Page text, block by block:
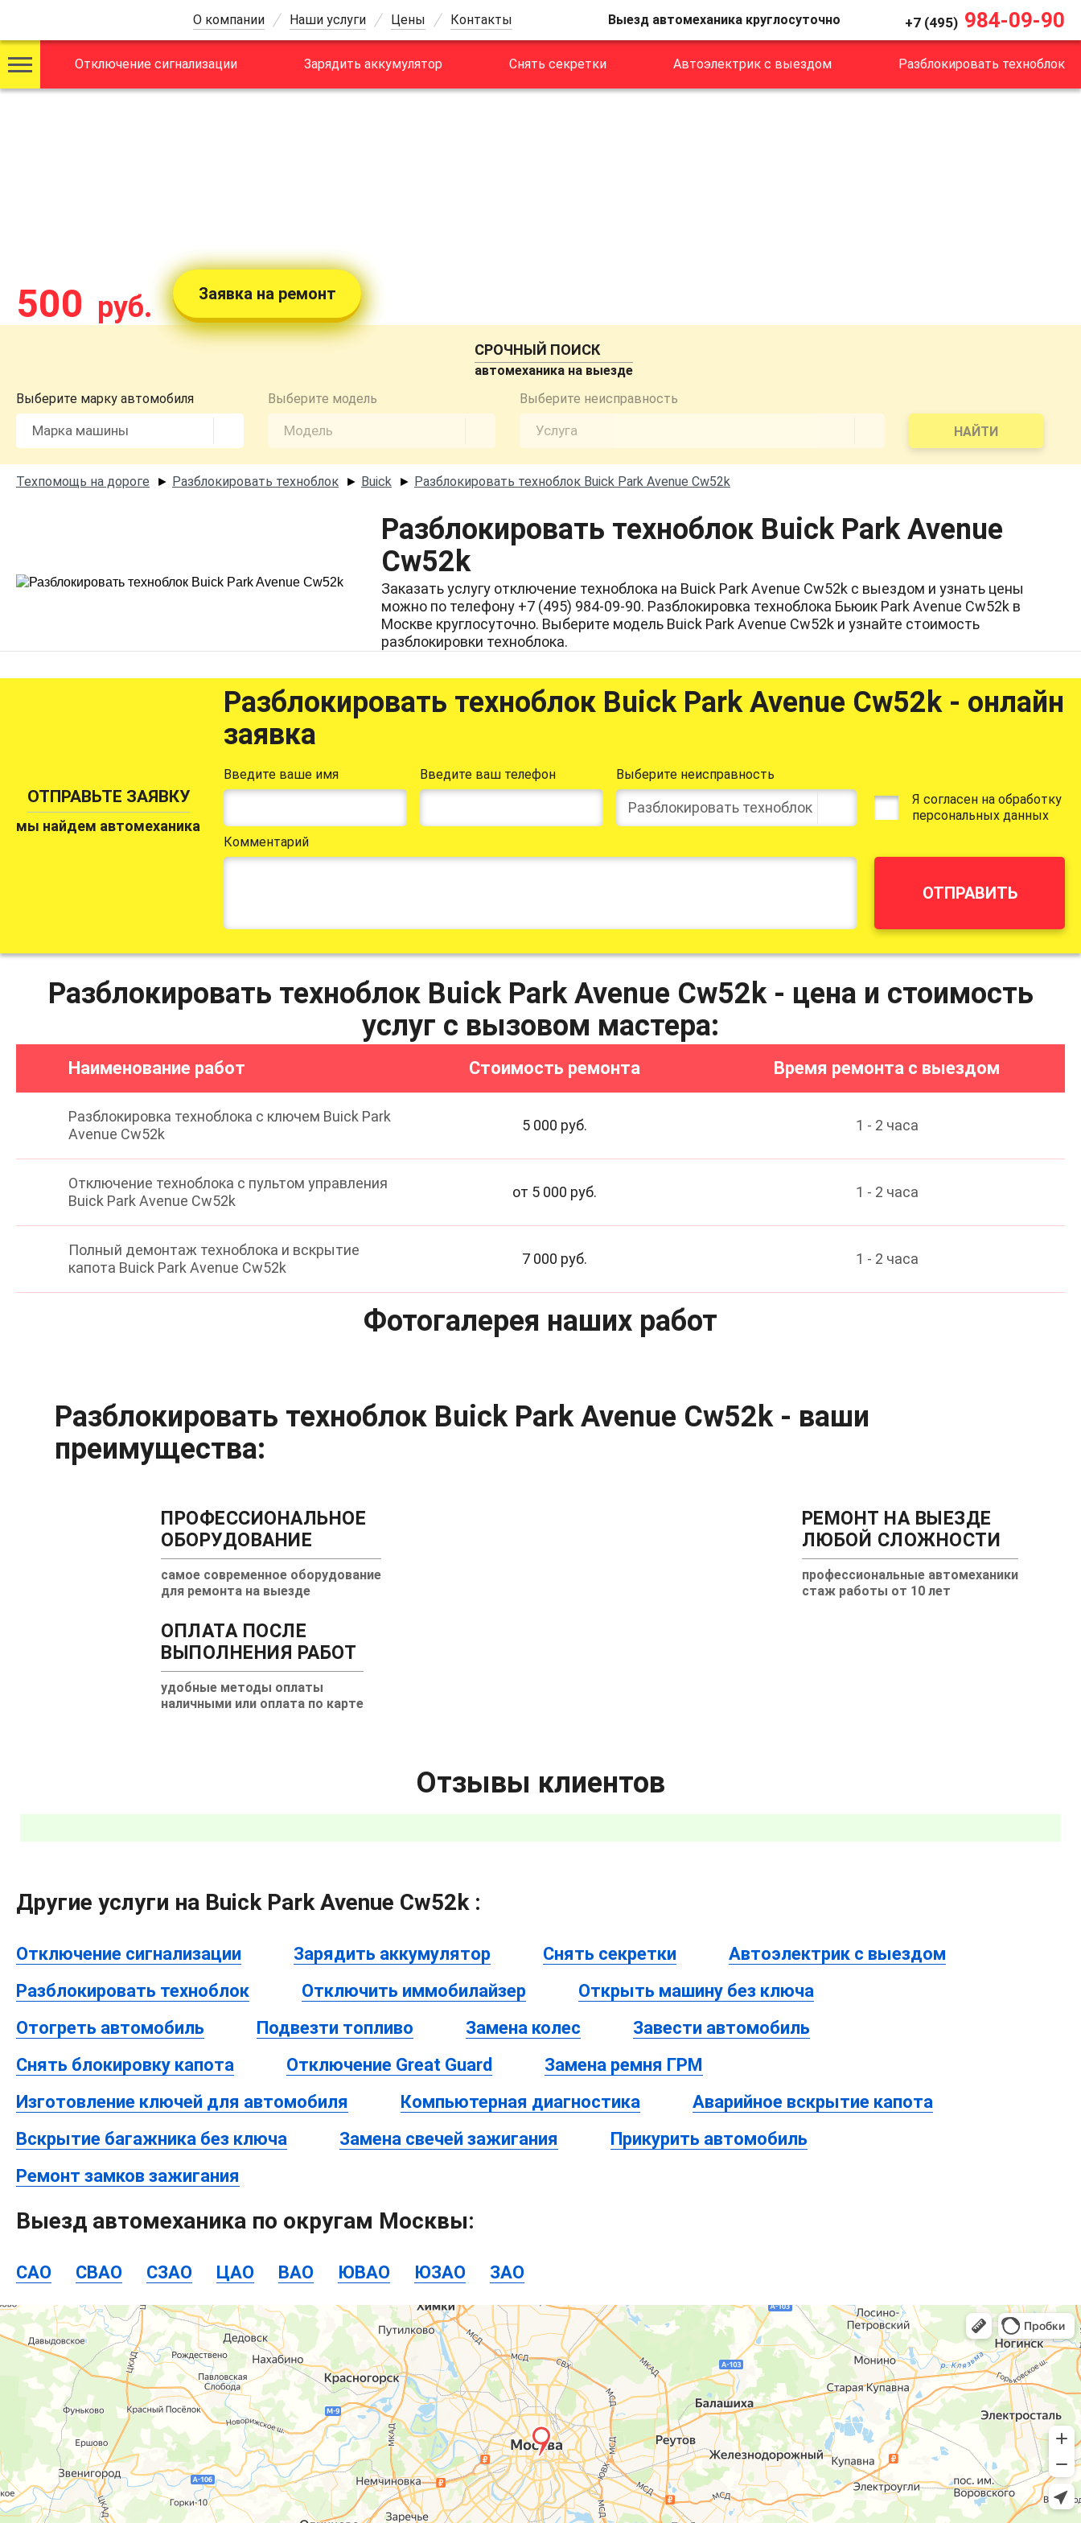
О компании Наши услуги Цены Контакты Выезд автомеханика круглосуточно +7 (495) 984-09-90
Отключение сигнализации Зарядить аккумулятор Снять секретки Автоэлектрик с выездом Разблокировать техноблок
500 руб. Заявка на ремонт
СРОЧНЫЙ ПОИСК
автомеханика на выезде
Выберите марку автомобиля
Выберите модель Выберите неисправность
НАЙТИ
Техпомощь на дороге ► Разблокировать техноблок ► Buick ► Разблокировать техноблок Buick Park Avenue Cw52k
Разблокировать техноблок Buick Park Avenue
Cw52k
Заказать услугу отключение техноблока на Buick Park Avenue Cw52k с выездом и узнать цены
можно по телефону +7 (495) 984-09-90. Разблокировка техноблока Бьюик Park Avenue Cw52k в
Москве круглосуточно. Выберите модель Buick Park Avenue Cw52k и узнайте стоимость
разблокировки техноблока.
ОТПРАВЬТЕ ЗАЯВКУ
мы найдем автомеханика
Разблокировать техноблок Buick Park Avenue Cw52k - онлайн
заявка
Введите ваше имя Введите ваш телефон Выберите неисправность
Разблокировать техноблок
Комментарий
Я согласен на обработку
персональных данных
ОТПРАВИТЬ
Разблокировать техноблок Buick Park Avenue Cw52k - цена и стоимость
услуг с вызовом мастера:
Наименование работ Стоимость ремонта Время ремонта с выездом
Разблокировка техноблока с ключем Buick Park
Avenue Cw52k
5 000 руб. 1 - 2 часа
Отключение техноблока с пультом управления
Buick Park Avenue Cw52k
от 5 000 руб. 1 - 2 часа
Полный демонтаж техноблока и вскрытие
капота Buick Park Avenue Cw52k
7 000 руб. 1 - 2 часа
Фотогалерея наших работ
Разблокировать техноблок Buick Park Avenue Cw52k - ваши
преимущества:
ПРОФЕССИОНАЛЬНОЕ
ОБОРУДОВАНИЕ
самое современное оборудование
для ремонта на выезде
РЕМОНТ НА ВЫЕЗДЕ
ЛЮБОЙ СЛОЖНОСТИ
профессиональные автомеханики
стаж работы от 10 лет
ОПЛАТА ПОСЛЕ
ВЫПОЛНЕНИЯ РАБОТ
удобные методы оплаты
наличными или оплата по карте
Отзывы клиентов
Другие услуги на Buick Park Avenue Cw52k :
Отключение сигнализации Зарядить аккумулятор Снять секретки
Автоэлектрик с выездом
Разблокировать техноблок
Отключить иммобилайзер
Открыть машину без ключа
Отогреть автомобиль
Подвезти топливо Замена колес
Завести автомобиль
Снять блокировку капота
Отключение Great Guard
Замена ремня ГРМ
Изготовление ключей для автомобиля
Компьютерная диагностика
Аварийное вскрытие капота
Вскрытие багажника без ключа
Замена свечей зажигания
Прикурить автомобиль
Ремонт замков зажигания
Выезд автомеханика по округам Москвы:
САО СВАО СЗАО ЦАО ВАО ЮВАО ЮЗАО ЗАО